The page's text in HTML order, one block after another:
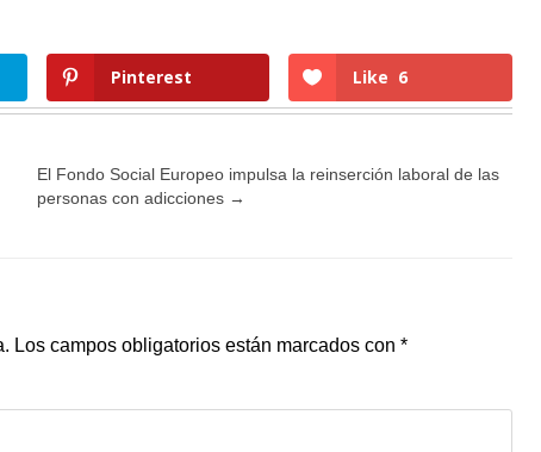
Pinterest Like 6
El Fondo Social Europeo impulsa la reinserción laboral de las
personas con adicciones →
Los campos obligatorios están marcados con *